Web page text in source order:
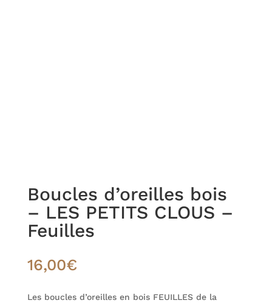
Boucles d’oreilles bois
– LES PETITS CLOUS –
Feuilles
16,00€
Les boucles d’oreilles en bois FEUILLES de la